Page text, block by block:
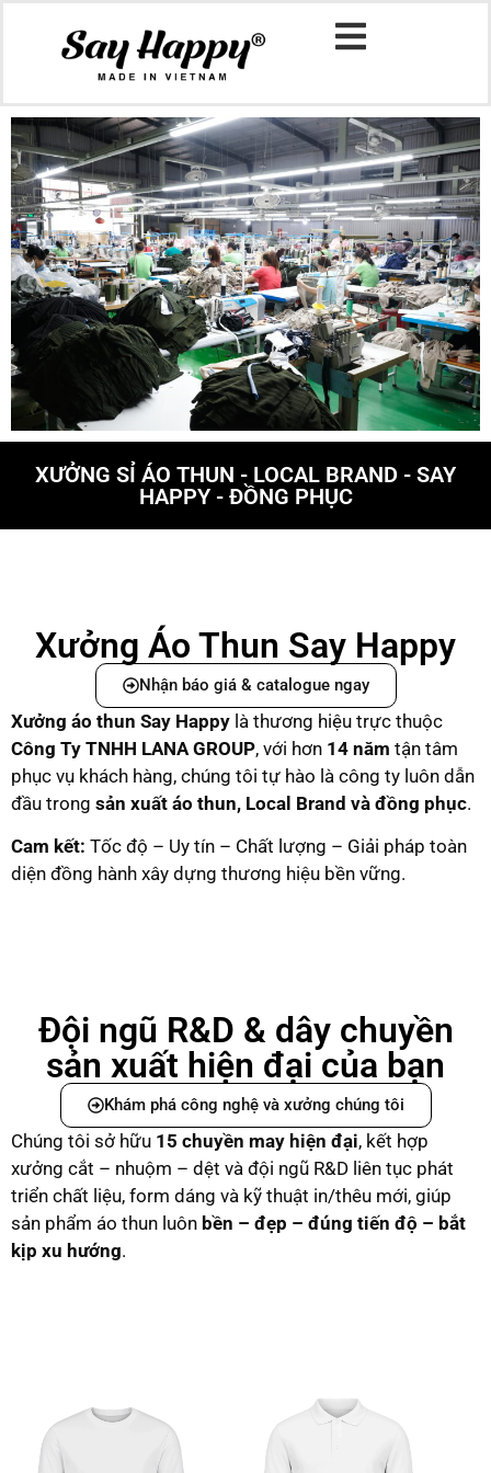
XƯỞNG SỈ ÁO THUN - LOCAL BRAND - SAY
HAPPY - ĐỒNG PHỤC
Xưởng Áo Thun Say Happy
Nhận báo giá & catalogue ngay
Xưởng áo thun Say Happy là thương hiệu trực thuộc
Công Ty TNHH LANA GROUP, với hơn 14 năm tận tâm
phục vụ khách hàng, chúng tôi tự hào là công ty luôn dẫn
đầu trong sản xuất áo thun, Local Brand và đồng phục.
Cam kết: Tốc độ – Uy tín – Chất lượng – Giải pháp toàn
diện đồng hành xây dựng thương hiệu bền vững.
Đội ngũ R&D & dây chuyền
sản xuất hiện đại của bạn
Khám phá công nghệ và xưởng chúng tôi
Chúng tôi sở hữu 15 chuyền may hiện đại, kết hợp
xưởng cắt – nhuộm – dệt và đội ngũ R&D liên tục phát
triển chất liệu, form dáng và kỹ thuật in/thêu mới, giúp
sản phẩm áo thun luôn bền – đẹp – đúng tiến độ – bắt
kịp xu hướng.